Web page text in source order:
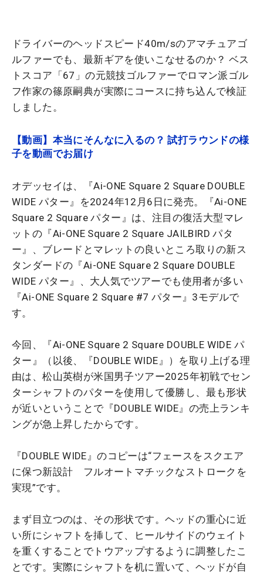
ドライバーのヘッドスピード40m/sのアマチュアゴ
ルファーでも、最新ギアを使いこなせるのか？ ベス
トスコア「67」の元競技ゴルファーでロマン派ゴル
フ作家の篠原嗣典が実際にコースに持ち込んで検証
しました。
【動画】本当にそんなに入るの？ 試打ラウンドの様
子を動画でお届け
オデッセイは、『Ai-ONE Square 2 Square DOUBLE
WIDE パター』を2024年12月6日に発売。『Ai-ONE
Square 2 Square パター』は、注目の復活大型マレ
ットの『Ai-ONE Square 2 Square JAILBIRD パタ
ー』、ブレードとマレットの良いところ取りの新ス
タンダードの『Ai-ONE Square 2 Square DOUBLE
WIDE パター』、大人気でツアーでも使用者が多い
『Ai-ONE Square 2 Square #7 パター』3モデルで
す。
今回、『Ai-ONE Square 2 Square DOUBLE WIDE パ
ター』（以後、『DOUBLE WIDE』）を取り上げる理
由は、松山英樹が米国男子ツアー2025年初戦でセン
ターシャフトのパターを使用して優勝し、最も形状
が近いということで『DOUBLE WIDE』の売上ランキ
ングが急上昇したからです。
『DOUBLE WIDE』のコピーは“フェースをスクエア
に保つ新設計 フルオートマチックなストロークを
実現”です。
まず目立つのは、その形状です。ヘッドの重心に近
い所にシャフトを挿して、ヒールサイドのウェイト
を重くすることでトウアップするように調整したこ
とです。実際にシャフトを机に置いて、ヘッドが自